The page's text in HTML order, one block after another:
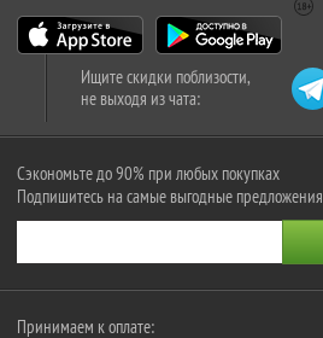
Ищите скидки поблизости,
не выходя из чата:
Сэкономьте до 90% при любых покупках
Подпишитесь на самые выгодные предложения
Принимаем к оплате: